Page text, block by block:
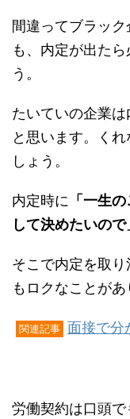
間違ってブラッ
も、内定が出た
う。
たいていの企業は
と思います。く
しょう。
内定時に 「一生
して決めたいので
そこで内定を取
もロクなことがあ
関連記事 面接で分
労働契約は口頭